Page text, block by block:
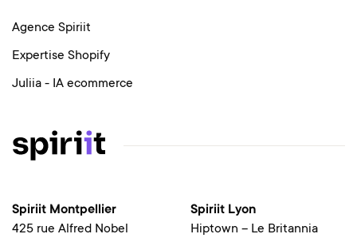
Agence Spiriit
Expertise Shopify
Juliia - IA ecommerce
Spiriit Montpellier
425 rue Alfred Nobel
Spiriit Lyon
Hiptown – Le Britannia